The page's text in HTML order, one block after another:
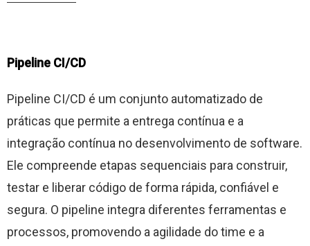
Pipeline CI/CD
Pipeline CI/CD é um conjunto automatizado de
práticas que permite a entrega contínua e a
integração contínua no desenvolvimento de software.
Ele compreende etapas sequenciais para construir,
testar e liberar código de forma rápida, confiável e
segura. O pipeline integra diferentes ferramentas e
processos, promovendo a agilidade do time e a